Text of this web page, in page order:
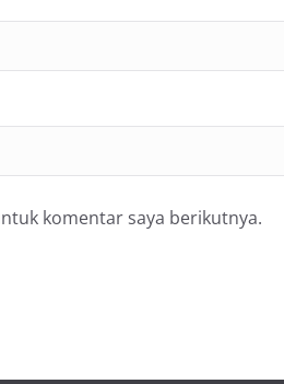
komentar saya berikutnya.